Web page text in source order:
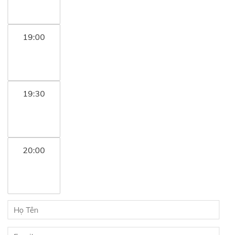
19:00
19:30
20:00